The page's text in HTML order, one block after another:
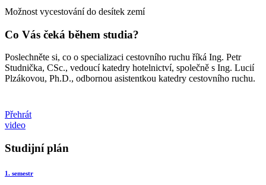
Možnost vycestování do desítek zemí
Co Vás čeká během studia?
Poslechněte si, co o specializaci cestovního ruchu říká Ing. Petr
Studnička, CSc., vedoucí katedry hotelnictví, společně s Ing. Lucií
Plzákovou, Ph.D., odbornou asistentkou katedry cestovního ruchu.
Přehrát
video
Studijní plán
1. semestr